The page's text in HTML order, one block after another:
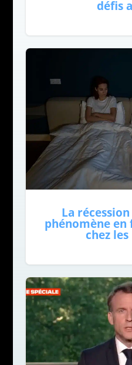
défis
La
phénomène
chez